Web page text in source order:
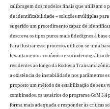
calibragem dos modelos finais que utilizam o
de identificabilidade – soluções múltiplas para
sugerido um procedimento capaz de
descreva os tipos puros mais fidedignos à
Para ilustrar esse processo, utilizou-se uma
levantamento econômico e sociodemográfico
residentes ao longo da Rodovia
a existência de instabilidade nos parâmetros
proposto um método de estabilização de seus
combinados, os usuários do programa GoM 3.4
forma mais adequada e responder às críticas